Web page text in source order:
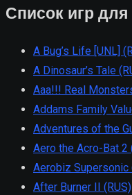
Список игр
A Bug’s Life [UNL]
A Dinosaur’s Tale
Aaa!!! Real
Addams Family
Adventures of the
Aero the Acro-Bat 2
Aerobiz Supersonic
After Burner II (RUS)